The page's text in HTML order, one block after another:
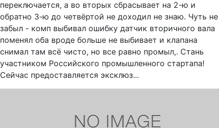
переключается, а во вторых сбрасывает на 2-ю и
обратно 3-ю до четвёртой не доходил не знаю. Чуть не
забыл - комп выбивал ошибку датчик вторичного вала
поменял оба вроде больше не выбивает и клапана
снимал там всё чисто, но все равно промыл,. Стань
участником Российского промышленного стартапа!
Сейчас предоставляется эксклюз...